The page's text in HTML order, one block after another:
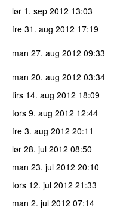
lør 1. sep 2012 13:03
fre 31. aug 2012 17:19
man 27. aug 2012 09:33
man 20. aug 2012 03:34
tirs 14. aug 2012 18:09
tors 9. aug 2012 12:44
fre 3. aug 2012 20:11
lør 28. jul 2012 08:50
man 23. jul 2012 20:10
tors 12. jul 2012 21:33
man 2. jul 2012 07:14